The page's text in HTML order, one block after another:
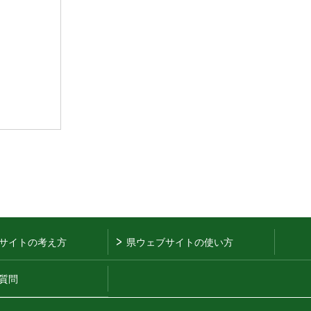
イトの考え方 県ウェブサイトの使い方
問